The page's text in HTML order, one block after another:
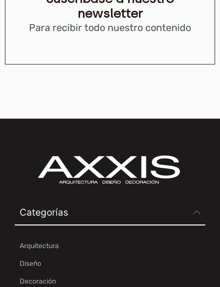
newsletter
Para recibir todo nuestro contenido
Categorías
Arquitectura
Diseño
Decoración